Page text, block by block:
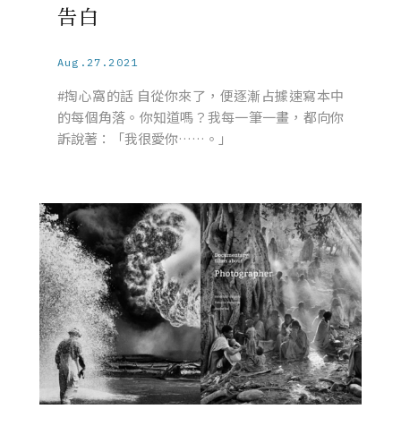
告白
Aug.27.2021
#掏心窩的話 自從你來了，便逐漸占據速寫本中
的每個角落。你知道嗎？我每一筆一畫，都向你
訴說著：「我很愛你……。」